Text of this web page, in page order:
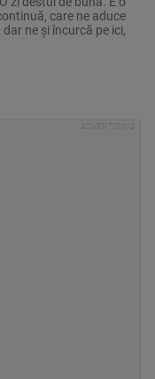
care ne aduce
dar ne și încurcă pe ici,